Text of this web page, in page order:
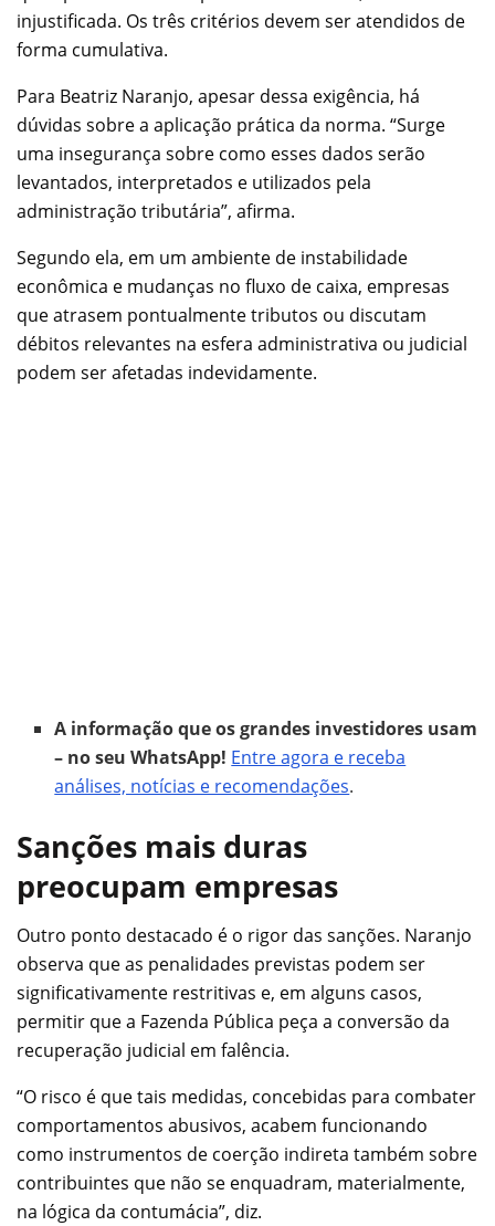
injustificada. Os três critérios devem ser atendidos de
forma cumulativa.
Para Beatriz Naranjo, apesar dessa exigência, há
dúvidas sobre a aplicação prática da norma. “Surge
uma insegurança sobre como esses dados serão
levantados, interpretados e utilizados pela
administração tributária”, afirma.
Segundo ela, em um ambiente de instabilidade
econômica e mudanças no fluxo de caixa, empresas
que atrasem pontualmente tributos ou discutam
débitos relevantes na esfera administrativa ou judicial
podem ser afetadas indevidamente.
A informação que os grandes investidores usam
– no seu WhatsApp! Entre agora e receba
análises, notícias e recomendações.
Sanções mais duras
preocupam empresas
Outro ponto destacado é o rigor das sanções. Naranjo
observa que as penalidades previstas podem ser
significativamente restritivas e, em alguns casos,
permitir que a Fazenda Pública peça a conversão da
recuperação judicial em falência.
“O risco é que tais medidas, concebidas para combater
comportamentos abusivos, acabem funcionando
como instrumentos de coerção indireta também sobre
contribuintes que não se enquadram, materialmente,
na lógica da contumácia”, diz.